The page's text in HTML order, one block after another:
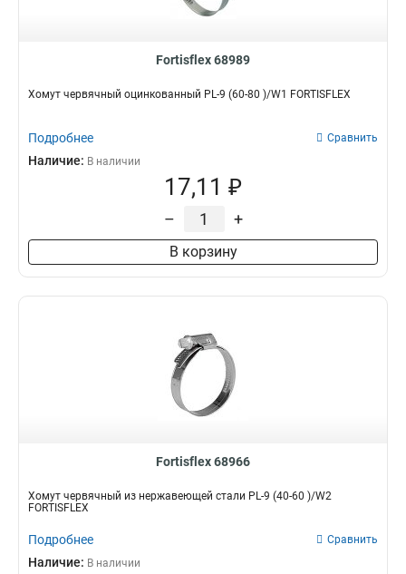
Fortisflex 68989
Хомут червячный оцинкованный PL-9 (60-80 )/W1 FORTISFLEX
Подробнее Сравнить
Наличие: В наличии
17,11 ₽
– +
В корзину
Fortisflex 68966
Хомут червячный из нержавеющей стали PL-9 (40-60 )/W2
FORTISFLEX
Подробнее Сравнить
Наличие: В наличии